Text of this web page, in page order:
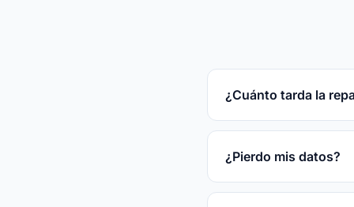
¿Cuánto tarda la
Reparaciones
tras el diagnóstico
¿Pierdo mis datos?
En la mayoría de las